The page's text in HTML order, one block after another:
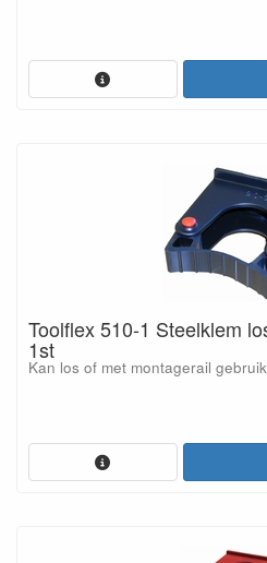
Toolflex 510-1 Steelklem
1st
Kan los of met montagerail